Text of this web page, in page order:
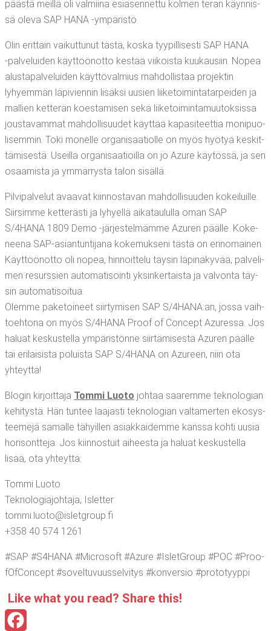
pääs­tä meil­lä oli val­mii­na esia­sen­net­tu kol­men teran käyn­nis­
sä ole­va SAP HANA ‑ympä­ris­tö.
Olin erit­täin vai­kut­tu­nut täs­tä, kos­ka tyy­pil­li­ses­ti SAP HANA
‑pal­ve­lui­den käyt­töön­ot­to kes­tää vii­kois­ta kuu­kausiin. Nopea
alus­ta­pal­ve­lui­den käyt­tö­val­mius mah­dol­lis­taa pro­jek­tin
lyhyem­män läpi­vien­nin lisäk­si uusien lii­ke­toi­min­ta­tar­pei­den ja
mal­lien ket­te­rän koes­ta­mi­sen sekä lii­ke­toi­min­ta­muu­tok­sis­sa
jous­ta­vam­mat mah­dol­li­suu­det käyt­tää kapa­si­teet­tia moni­puo­
li­sem­min. Toki monel­le orga­ni­saa­tiol­le on myös hyö­tyä kes­kit­
tä­mi­ses­tä. Useil­la orga­ni­saa­tioil­la on jo Azu­re käy­tös­sä, ja sen
osaa­mis­ta ja ymmär­rys­tä talon sisällä.
Pil­vi­pal­ve­lut avaa­vat kiin­nos­ta­van mah­dol­li­suu­den kokei­luil­le.
Siir­sim­me ket­te­räs­ti ja lyhyel­lä aika­tau­lul­la oman SAP
S/4HANA 1809 Demo ‑jär­jes­tel­mäm­me Azu­ren pääl­le. Koke­
nee­na SAP-asian­tun­ti­ja­na koke­muk­se­ni täs­tä on erin­omai­nen.
Käyt­töön­ot­to oli nopea, hin­noit­te­lu täy­sin läpi­nä­ky­vää, pal­ve­li­
men resurs­sien auto­ma­ti­soin­ti yksin­ker­tais­ta ja val­von­ta täy­
sin automatisoitua.
Olem­me pake­toi­neet siir­ty­mi­sen SAP S/4HANA:an, jos­sa vaih­
toeh­to­na on myös S/4HANA Proof of Concept Azu­res­sa. Jos
haluat kes­kus­tel­la ympä­ris­tön­ne siir­tä­mi­ses­tä Azu­ren pääl­le
tai eri­lai­sis­ta poluis­ta SAP S/4HANA on Azu­reen, niin ota
yhteyttä!
Blo­gin kir­joit­ta­ja Tom­mi Luo­to joh­taa saa­rem­me tek­no­lo­gian
kehi­tys­tä. Hän tun­tee laa­jas­ti tek­no­lo­gian val­ta­mer­ten eko­sys­
tee­me­jä samal­le tähyil­len asiak­kai­dem­me kans­sa koh­ti uusia
hori­sont­te­ja. Jos kiin­nos­tuit aihees­ta ja haluat kes­kus­tel­la
lisää, ota yhteyttä:
Tom­mi Luoto
Tek­no­lo­gia­joh­ta­ja, Isletter
tommi.​luoto@​isletgroup.​fi
+358 40 574 1261
#SAP #S4HANA #Mic­ro­soft #Azu­re #IsletGroup #POC #Proo­
fOfConcept #sovel­tu­vuus­sel­vi­tys #kon­ver­sio #pro­to­tyyp­pi
Like what you read? Sha­re this!